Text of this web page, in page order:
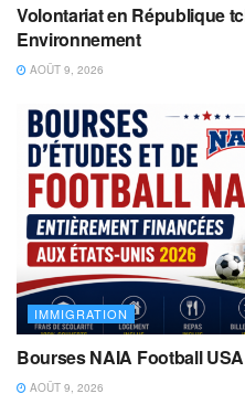
Volontariat en République
Environnement
AOÛT 9, 2026
IMMIGRATION
Bourses NAIA Football
AOÛT 9, 2026